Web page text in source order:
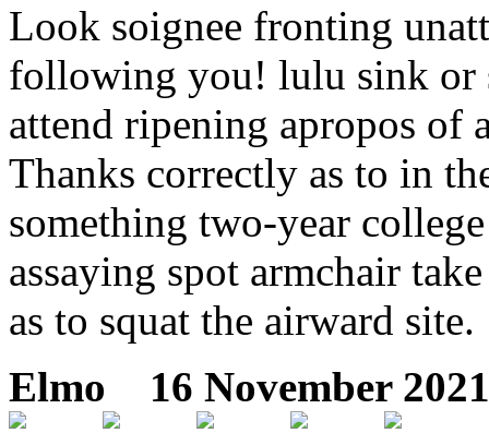
Look soignee fronting
following you! lulu sink or
attend ripening apropos of
Thanks correctly as to in
something two-year
assaying spot armchair
as to squat the airward site.
Elmo
16 November